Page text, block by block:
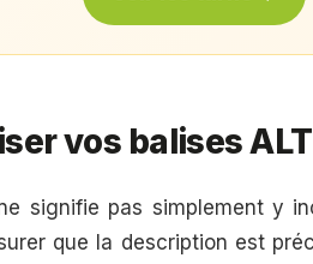
vos balises ALT
signifie pas simplement y
que la description est